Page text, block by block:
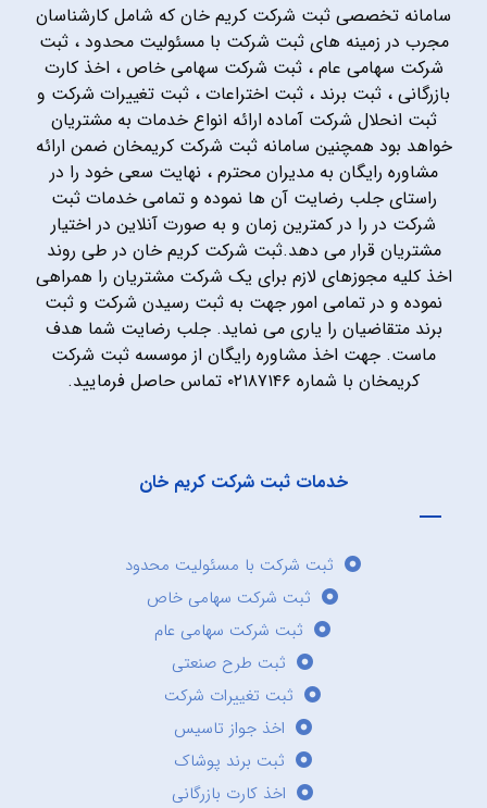
سامانه تخصصی ثبت شرکت کریم خان که شامل کارشناسان
مجرب در زمینه های ثبت شرکت با مسئولیت محدود ، ثبت
شرکت سهامی عام ، ثبت شرکت سهامی خاص ، اخذ کارت
بازرگانی ، ثبت برند ، ثبت اختراعات ، ثبت تغییرات شرکت و
ثبت انحلال شرکت آماده ارائه انواع خدمات به مشتریان
خواهد بود همچنین سامانه ثبت شرکت کریمخان ضمن ارائه
مشاوره رایگان به مدیران محترم ، نهایت سعی خود را در
راستای جلب رضایت آن ها نموده و تمامی خدمات ثبت
شرکت در را در کمترین زمان و به صورت آنلاین در اختیار
مشتریان قرار می دهد.ثبت شرکت کریم خان در طی روند
اخذ کلیه مجوزهای لازم برای یک شرکت مشتریان را همراهی
نموده و در تمامی امور جهت به ثبت رسیدن شرکت و ثبت
برند متقاضیان را یاری می نماید. جلب رضایت شما هدف
ماست. جهت اخذ مشاوره رایگان از موسسه ثبت شرکت
کریمخان با شماره ۰۲۱۸۷۱۴۶ تماس حاصل فرمایید.
خدمات ثبت شرکت کریم خان
ثبت شرکت با مسئولیت محدود
ثبت شرکت سهامی خاص
ثبت شرکت سهامی عام
ثبت طرح صنعتی
ثبت تغییرات شرکت
اخذ جواز تاسیس
ثبت برند پوشاک
اخذ کارت بازرگانی